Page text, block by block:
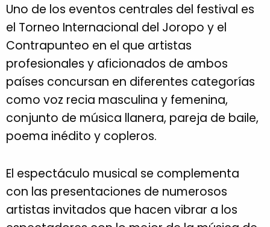
Uno de los eventos centrales del festival es
el Torneo Internacional del Joropo y el
Contrapunteo en el que artistas
profesionales y aficionados de ambos
países concursan en diferentes categorías
como voz recia masculina y femenina,
conjunto de música llanera, pareja de baile,
poema inédito y copleros.
El espectáculo musical se complementa
con las presentaciones de numerosos
artistas invitados que hacen vibrar a los